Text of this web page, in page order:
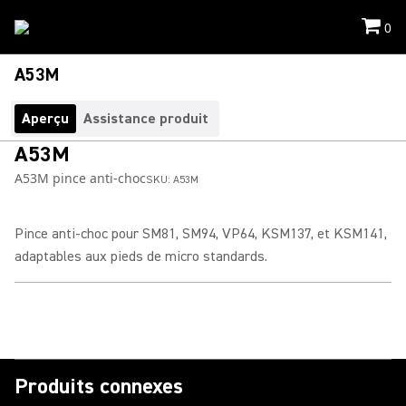
0
A53M
Aperçu Assistance produit
A53M
A53M pince anti-chocSKU: A53M
Pince anti-choc pour SM81, SM94, VP64, KSM137, et KSM141,
adaptables aux pieds de micro standards.
Produits connexes